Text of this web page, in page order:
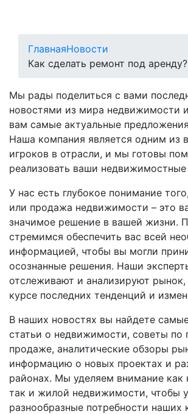
ГлавнаяНовости
Как сделать ремонт под аренду?
Мы рады поделиться с вами
новостями из мира недвижимости
вам самые актуальные
Наша компания является одним из
игроков в отрасли, и мы готовы
реализовать ваши
У нас есть глубокое понимание
или продажа недвижимости – это
значимое решение в вашей жизни.
стремимся обеспечить вас всей
информацией, чтобы вы могли
осознанные решения. Наши
отслеживают и анализируют
курсе последних тенденций и
В наших новостях вы найдете
статьи о недвижимости, советы по
продаже, аналитические обзоры
информацию о новых проектах и
районах. Мы уделяем внимание как
так и жилой недвижимости, чтобы
разнообразные потребности наших